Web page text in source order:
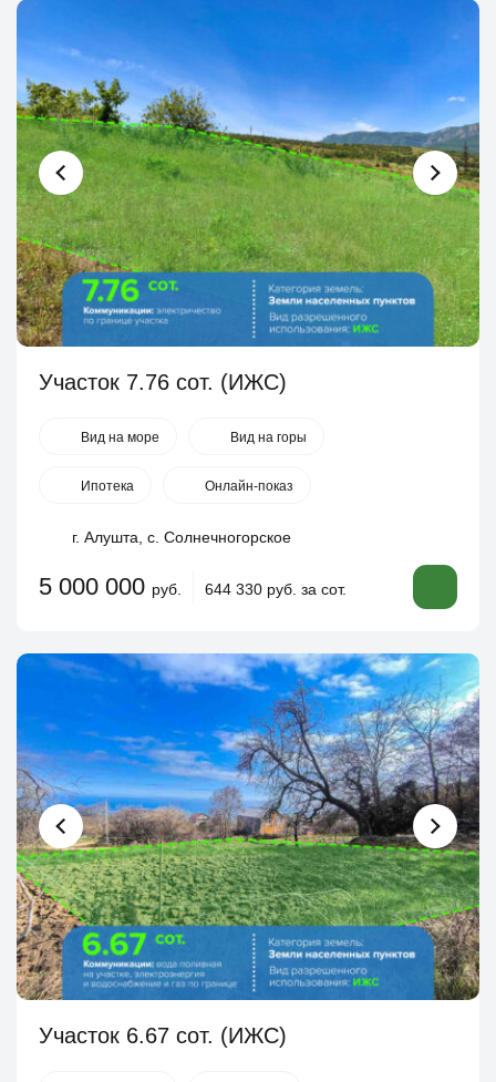
Участок 7.76 сот. (ИЖС)
Вид на море Вид на горы
Ипотека Онлайн-показ
г. Алушта, с. Солнечногорское
5 000 000 руб. 644 330 руб. за сот.
Участок 6.67 сот. (ИЖС)